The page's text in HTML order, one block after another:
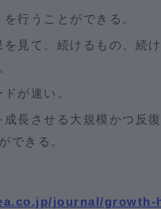
行うことができる。
を見て、続けるもの、続
が速い。
成長させる大規模かつ反
できる。
journal/growth-